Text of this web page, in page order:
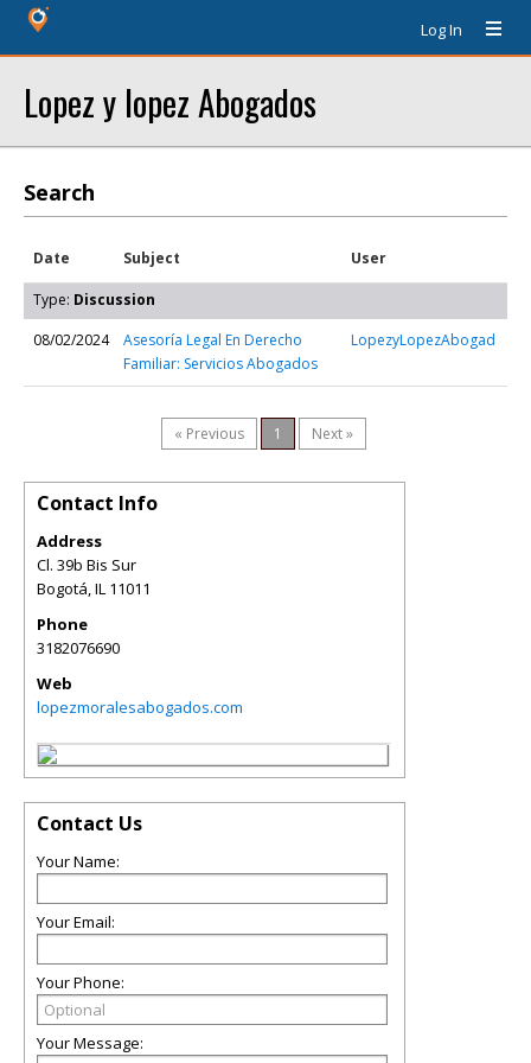
Log In
Lopez y lopez Abogados
Search
Date Subject User
Type: Discussion
08/02/2024
Asesoría Legal En Derecho
Familiar: Servicios Abogados
LopezyLopezAbogad
« Previous 1 Next »
Contact Info
Address
Cl. 39b Bis Sur
Bogotá,IL 11011
Phone
3182076690
Web
lopezmoralesabogados.com
Contact Us
Your Name:
Your Email:
Your Phone:
Your Message: